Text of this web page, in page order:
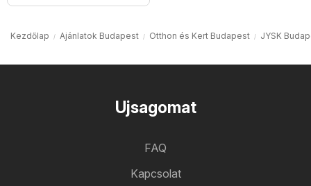
Kezdőlap Ajánlatok Budapest Otthon és Kert Budapest JYSK
Ujsagomat
FAQ
Kapcsolat